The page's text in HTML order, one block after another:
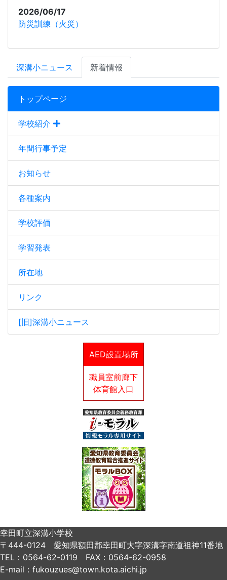
トップページ
学校紹介
年間行事予定
お知らせ
各種案内
学校評価
学習発表
所在地
リンク
[旧]深溝小ニュース
AED設置場所
職員室前廊下
体育館入口
2026/06/17
防災訓練（火災）
深溝小ニュース 新着情報
幸田町立深溝小学校
〒444-0124 愛知県額田郡幸田町大字深溝字南道祖神11番地
TEL：0564-62-0119 FAX：0564-62-0958
E-mail：fukouzues@town.kota.aichi.jp